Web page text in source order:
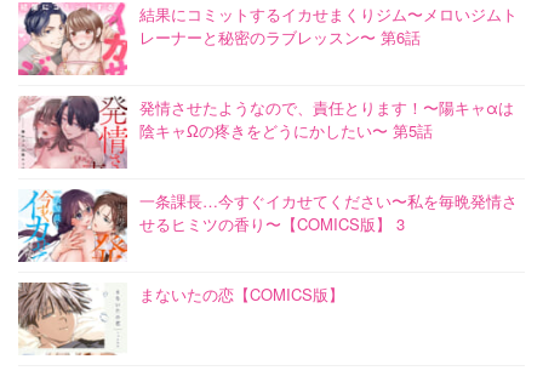
結果にコミットするイカせまくりジム〜メロいジムト
レーナーと秘密のラブレッスン〜 第6話
発情させたようなので、責任とります！〜陽キャαは
陰キャΩの疼きをどうにかしたい〜 第5話
一条課長…今すぐイカせてください〜私を毎晩発情さ
せるヒミツの香り〜【COMICS版】 3
まないたの恋【COMICS版】